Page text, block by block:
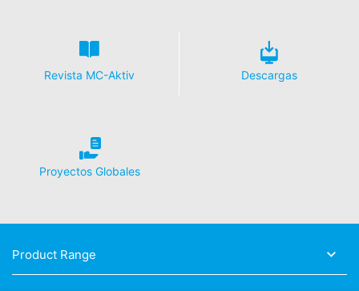
Revista MC-Aktiv Descargas
Proyectos Globales
Product Range